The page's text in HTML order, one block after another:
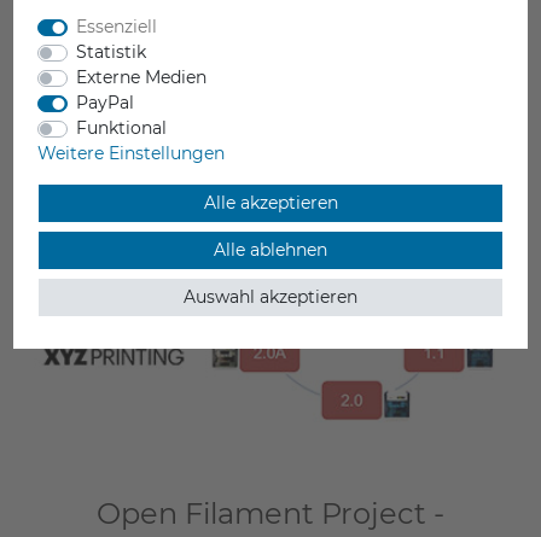
Open Filament Project -
Essenziell
Statistik
Externe Medien
PayPal
Funktional
Weitere Einstellungen
Alle akzeptieren
Alle ablehnen
Auswahl akzeptieren